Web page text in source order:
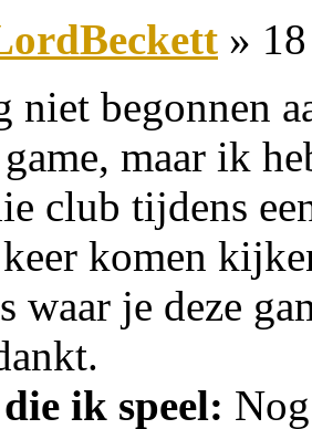
»
niet begonnen
maar ik
club tijdens
keer komen
waar je deze
ik speel: